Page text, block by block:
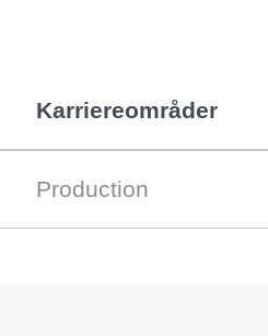
Karriereområder
Production